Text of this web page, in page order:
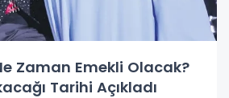
Zaman Emekli Olacak?
Tarihi Açıkladı